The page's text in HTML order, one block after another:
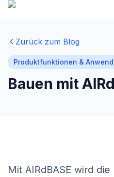
Zurück zum Blog
Produktfunktionen &
Bauen mit
Mit AIRdBASE wird